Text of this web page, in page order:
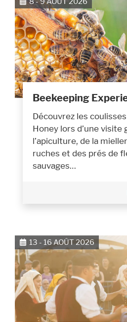
Beekeeping
Découvrez les
Honey lors d’une visite
l’apiculture, de la
ruches et des prés de
sauvages…
13 - 16 AOÛT 2026